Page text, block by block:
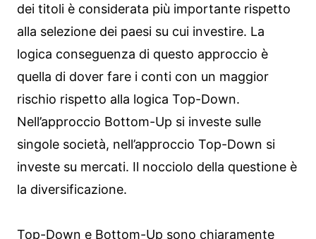
dei titoli è considerata più importante rispetto
alla selezione dei paesi su cui investire. La
logica conseguenza di questo approccio è
quella di dover fare i conti con un maggior
rischio rispetto alla logica Top-Down.
Nell’approccio Bottom-Up si investe sulle
singole società, nell’approccio Top-Down si
investe su mercati. Il nocciolo della questione è
la diversificazione.
Top-Down e Bottom-Up sono chiaramente